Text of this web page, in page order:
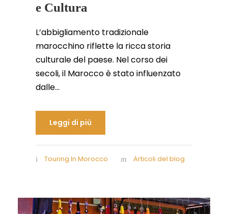
e Cultura
L’abbigliamento tradizionale
marocchino riflette la ricca storia
culturale del paese. Nel corso dei
secoli, il Marocco è stato influenzato
dalle...
Leggi di più
Touring In Morocco Articoli del blog